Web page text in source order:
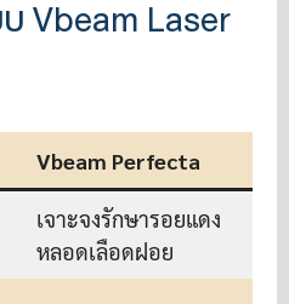
Vbeam Laser
Vbeam Perfecta
เจาะจงรักษารอยแดง
หลอดเลือดฝอย